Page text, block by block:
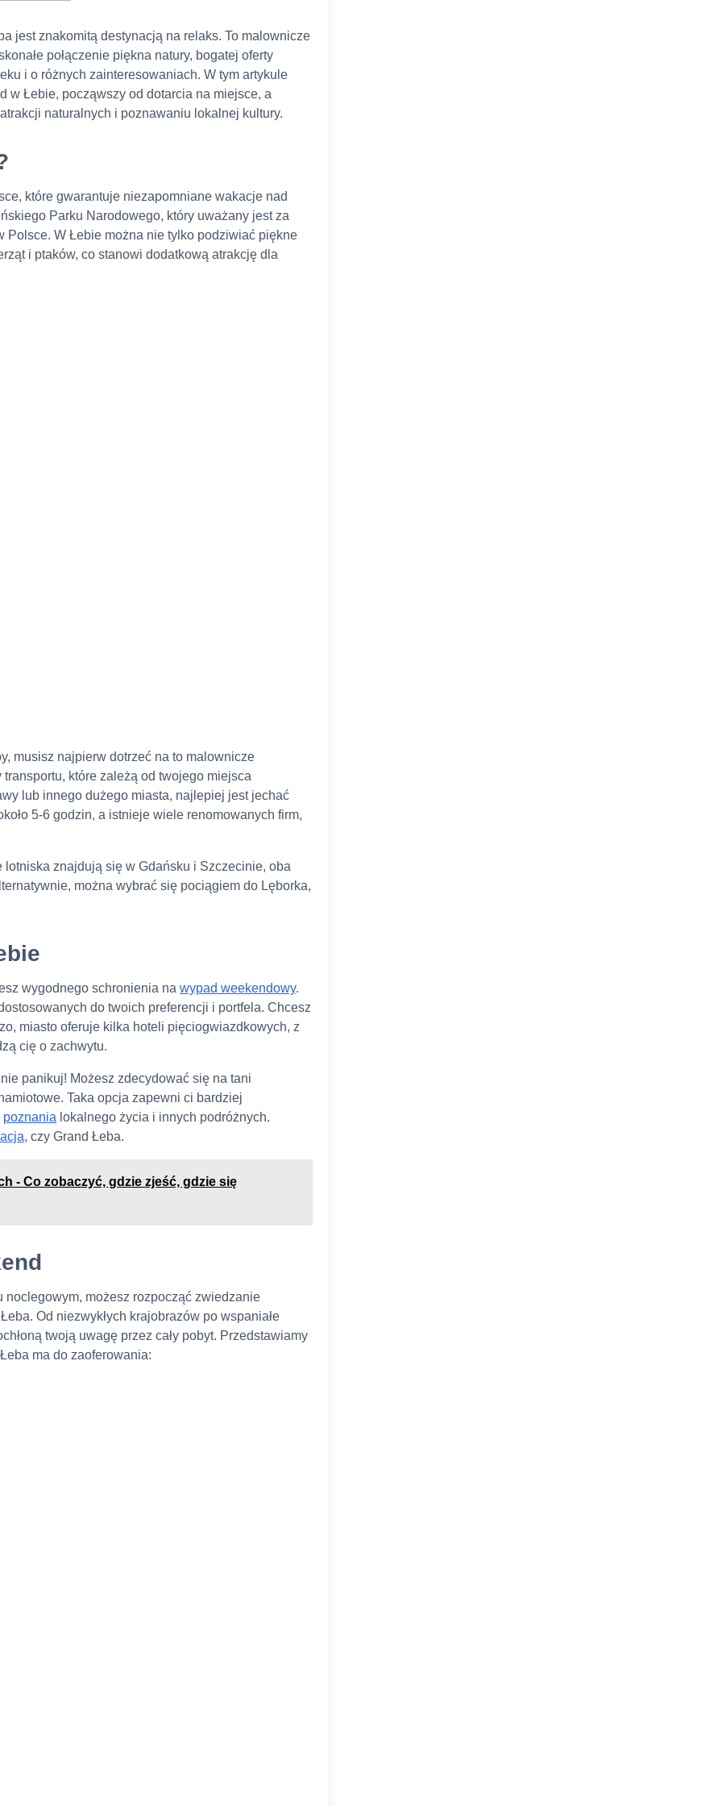
jest znakomitą destynacją na relaks. To malownicze
połączenie piękna natury, bogatej oferty
i o różnych zainteresowaniach. W tym artykule
w Łebie, począwszy od dotarcia na miejsce, a
naturalnych i poznawaniu lokalnej kultury.
które gwarantuje niezapomniane wakacje nad
Parku Narodowego, który uważany jest za
W Łebie można nie tylko podziwiać piękne
i ptaków, co stanowi dodatkową atrakcję dla
musisz najpierw dotrzeć na to malownicze
które zależą od twojego miejsca
lub innego dużego miasta, najlepiej jest jechać
5-6 godzin, a istnieje wiele renomowanych firm,
znajdują się w Gdańsku i Szczecinie, oba
można wybrać się pociągiem do Lęborka,
wygodnego schronienia na wypad weekendowy.
do twoich preferencji i portfela. Chcesz
miasto oferuje kilka hoteli pięciogwiazdkowych, z
cię o zachwytu.
panikuj! Możesz zdecydować się na tani
Taka opcja zapewni ci bardziej
poznania lokalnego życia i innych podróżnych.
, czy Grand Łeba.
- Co zobaczyć, gdzie zjeść, gdzie się
noclegowym, możesz rozpocząć zwiedzanie
Od niezwykłych krajobrazów po wspaniałe
twoją uwagę przez cały pobyt. Przedstawiamy
ma do zaoferowania: